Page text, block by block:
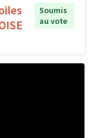
Soumis
au vote